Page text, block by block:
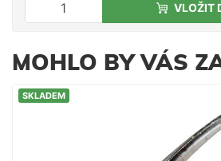
VLOŽIT
MOHLO BY VÁS
SKLADEM